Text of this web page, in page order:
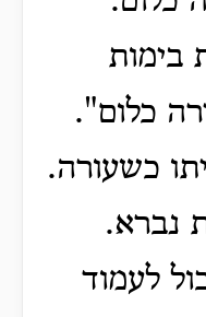
בימות
כלום".
כשעורה.
נברא.
לעמוד